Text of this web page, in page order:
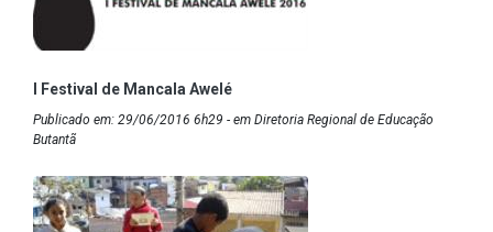
I Festival de Mancala Awelé
Publicado em: 29/06/2016 6h29 - em Diretoria Regional de Educação
Butantã